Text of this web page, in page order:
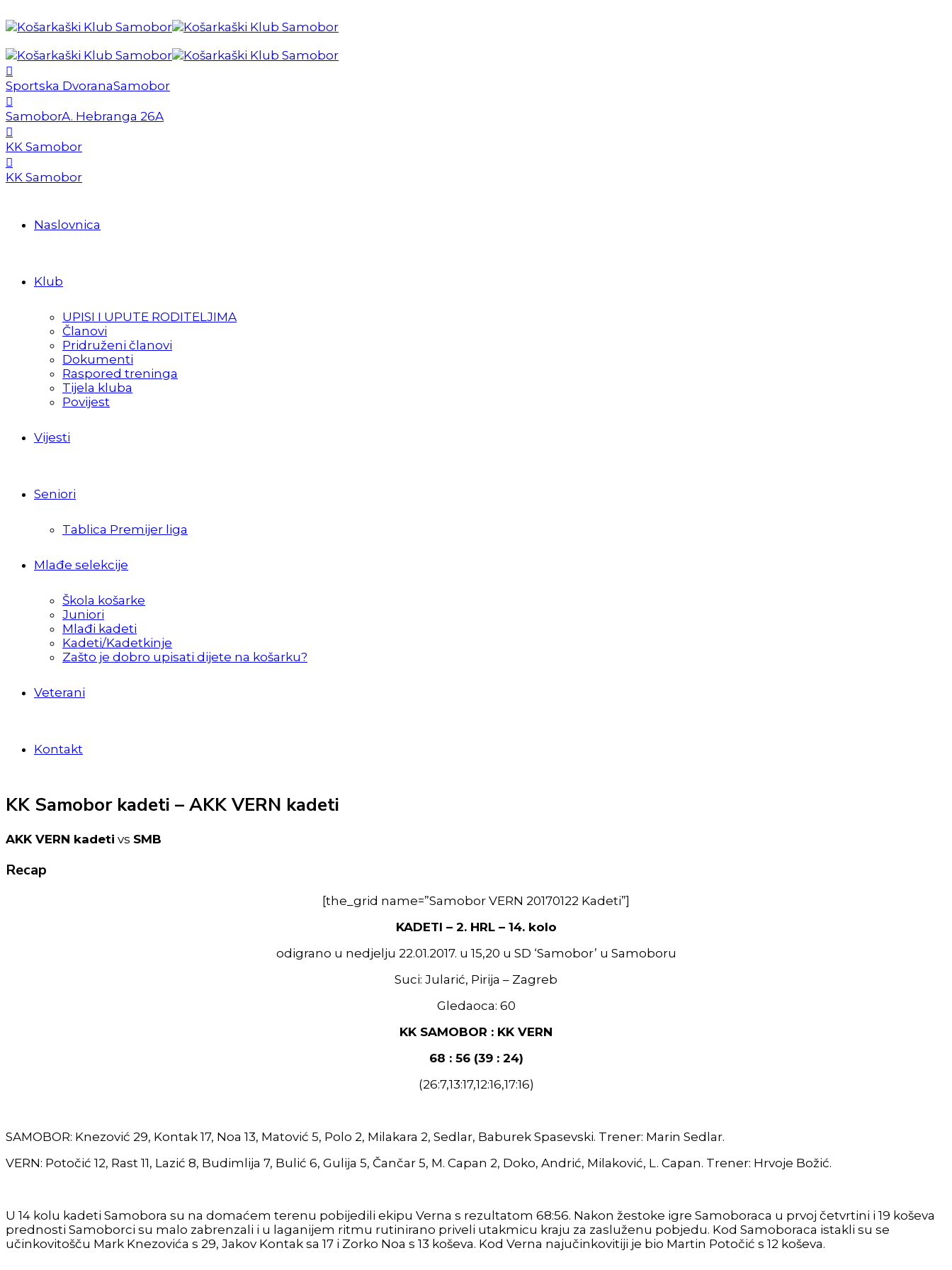
Sportska DvoranaSamobor
SamoborA. Hebranga 26A
KK Samobor
KK Samobor
Naslovnica
Klub
UPISI I UPUTE RODITELJIMA
Članovi
Pridruženi članovi
Dokumenti
Raspored treninga
Tijela kluba
Povijest
Vijesti
Seniori
Tablica Premijer liga
Mlađe selekcije
Škola košarke
Juniori
Mlađi kadeti
Kadeti/Kadetkinje
Zašto je dobro upisati dijete na košarku?
Veterani
Kontakt
KK Samobor kadeti – AKK VERN kadeti
AKK VERN kadeti vs SMB
Recap
[the_grid name=”Samobor VERN 20170122 Kadeti”]
KADETI – 2. HRL – 14. kolo
odigrano u nedjelju 22.01.2017. u 15,20 u SD ‘Samobor’ u Samoboru
Suci: Jularić, Pirija – Zagreb
Gledaoca: 60
KK SAMOBOR : KK VERN
68 : 56 (39 : 24)
(26:7,13:17,12:16,17:16)
SAMOBOR: Knezović 29, Kontak 17, Noa 13, Matović 5, Polo 2, Milakara 2, Sedlar, Baburek Spasevski. Trener: Marin Sedlar.
VERN: Potočić 12, Rast 11, Lazić 8, Budimlija 7, Bulić 6, Gulija 5, Čančar 5, M. Capan 2, Doko, Andrić, Milaković, L. Capan. Trener: Hrvoje Božić.
U 14 kolu kadeti Samobora su na domaćem terenu pobijedili ekipu Verna s rezultatom 68:56. Nakon žestoke igre Samoboraca u prvoj četvrtini i 19 koševa
prednosti Samoborci su malo zabrenzali i u laganijem ritmu rutinirano priveli utakmicu kraju za zasluženu pobjedu. Kod Samoboraca istakli su se
učinkovitošču Mark Knezovića s 29, Jakov Kontak sa 17 i Zorko Noa s 13 koševa. Kod Verna najučinkovitiji je bio Martin Potočić s 12 koševa.